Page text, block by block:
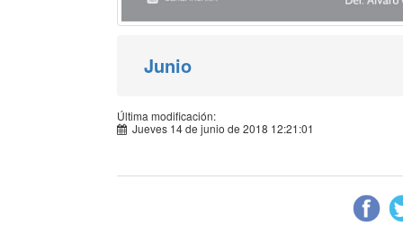
Junio
Última modificación:
Jueves 14 de junio de 2018 12:21:01